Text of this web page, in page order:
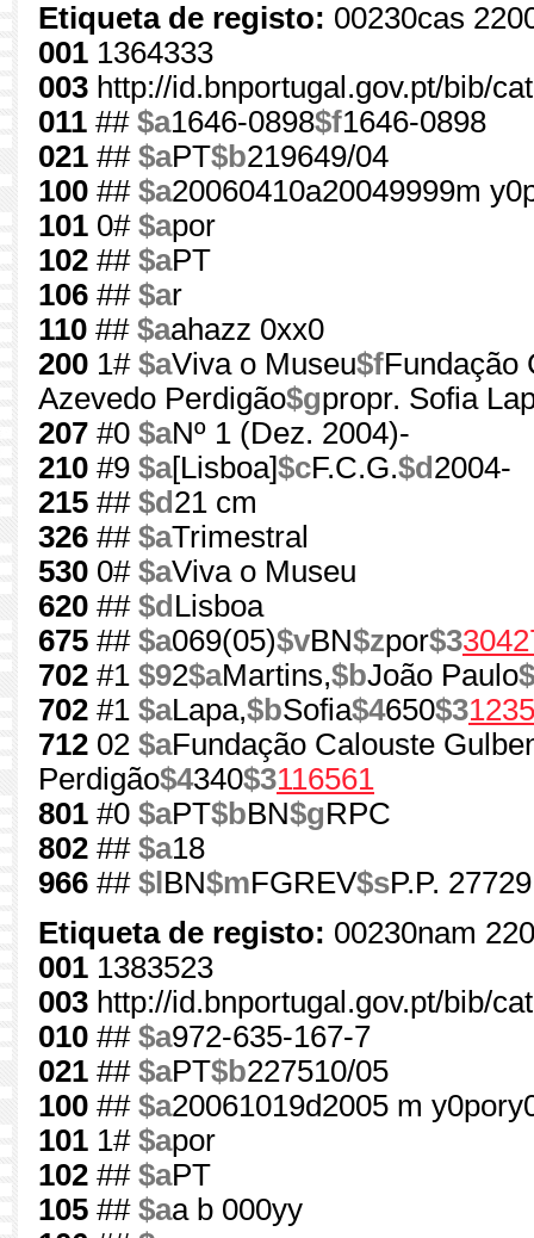
Etiqueta de registo: 00230cas
001 1364333
003 http://id.bnportugal.gov.pt/bib/
011 ## $a1646-0898$f1646-0898
021 ## $aPT$b219649/04
100 ## $a20060410a20049999m
101 0# $apor
102 ## $aPT
106 ## $ar
110 ## $aahazz 0xx0
200 1# $aViva o Museu$fFundação
Azevedo Perdigão$gpropr. Sofia
207 #0 $aNº 1 (Dez. 2004)-
210 #9 $a[Lisboa]$cF.C.G.$d 2004-
215 ## $d 21 cm
326 ## $aTrimestral
530 0# $aViva o Museu
620 ## $d Lisboa
675 ## $a069(05)$vBN$zpor$3
702 #1 $92$aMartins,$bJoão Paulo
702 #1 $aLapa,$bSofia$4650$3
712 02 $aFundação Calouste
Perdigão$4340$3116561
801 #0 $aPT$bBN$gRPC
802 ## $a18
966 ## $l BN$mFGREV$sP.P.
Etiqueta de registo: 00230nam
001 1383523
003 http://id.bnportugal.gov.pt/bib/
010 ## $a972-635-167-7
021 ## $aPT$b227510/05
100 ## $a20061019d2005 m
101 1# $apor
102 ## $aPT
105 ## $aa b 000yy